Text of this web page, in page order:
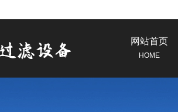
网站首页
HOME